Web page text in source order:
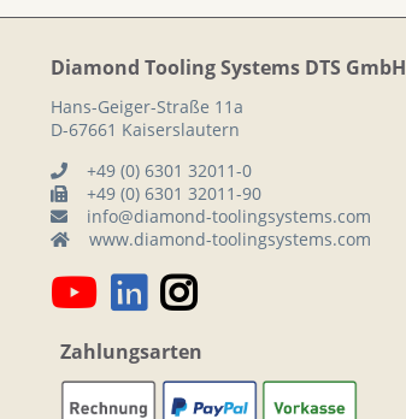
Diamond Tooling Systems DTS GmbH
Hans-Geiger-Straße 11a
D-67661 Kaiserslautern
+49 (0) 6301 32011-0
+49 (0) 6301 32011-90
info@diamond-toolingsystems.com
www.diamond-toolingsystems.com
Zahlungsarten